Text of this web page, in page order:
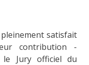
pleinement satisfait
contribution -
Jury officiel du